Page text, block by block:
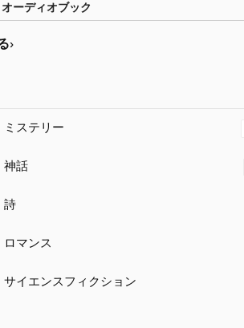
オーディオブック
›
ミステリー
神話
詩
ロマンス
サイエンスフィクション